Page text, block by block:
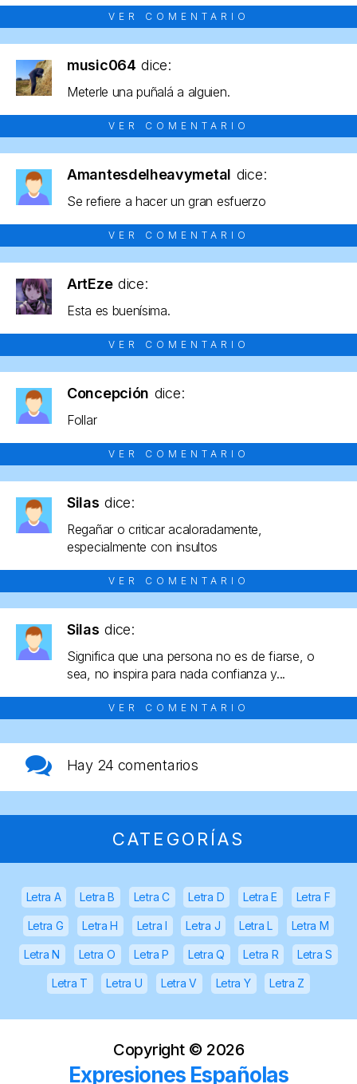
VER COMENTARIO
music064 dice:
Meterle una puñalá a alguien.
VER COMENTARIO
Amantesdelheavymetal dice:
Se refiere a hacer un gran esfuerzo
VER COMENTARIO
ArtEze dice:
Esta es buenísima.
VER COMENTARIO
Concepción dice:
Follar
VER COMENTARIO
Silas dice:
Regañar o criticar acaloradamente,
especialmente con insultos
VER COMENTARIO
Silas dice:
Significa que una persona no es de fiarse, o
sea, no inspira para nada confianza y...
VER COMENTARIO
Hay 24 comentarios
CATEGORÍAS
Letra A Letra B Letra C Letra D Letra E Letra F
Letra G Letra H Letra I Letra J Letra L Letra M
Letra N Letra O Letra P Letra Q Letra R Letra S
Letra T Letra U Letra V Letra Y Letra Z
Copyright © 2026
Expresiones Españolas